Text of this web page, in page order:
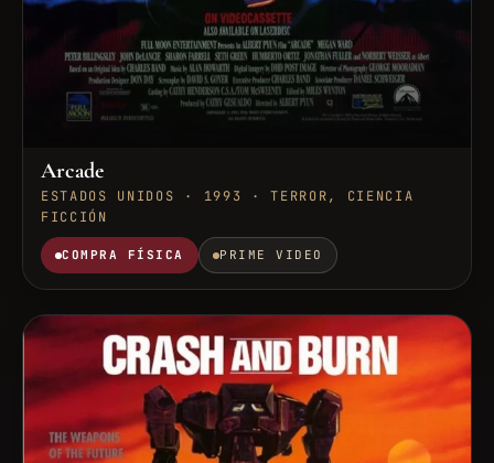
Arcade
ESTADOS UNIDOS · 1993 · TERROR, CIENCIA
FICCIÓN
COMPRA FÍSICA PRIME VIDEO